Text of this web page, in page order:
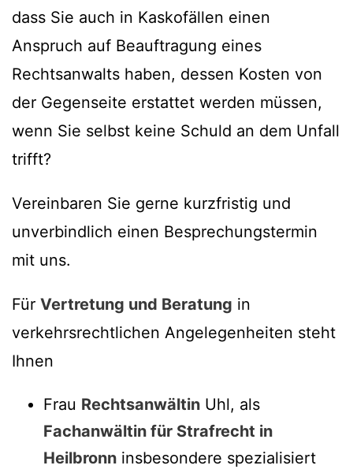
dass Sie auch in Kaskofällen einen
Anspruch auf Beauftragung eines
Rechtsanwalts haben, dessen Kosten von
der Gegenseite erstattet werden müssen,
wenn Sie selbst keine Schuld an dem Unfall
trifft?
Vereinbaren Sie gerne kurzfristig und
unverbindlich einen Besprechungstermin
mit uns.
Für Vertretung und Beratung in
verkehrsrechtlichen Angelegenheiten steht
Ihnen
Frau Rechtsanwältin Uhl, als
Fachanwältin für Strafrecht in
Heilbronn insbesondere spezialisiert